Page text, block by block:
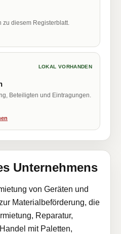
zu diesem Registerblatt.
LOKAL VORHANDEN
Beteiligten und Eintragungen.
Unternehmens
von Geräten und
Materialbeförderung, die
Reparatur,
mit Paletten,